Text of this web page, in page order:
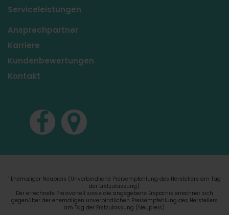
Serviceleistungen
Ansprechpartner
Karriere
Kundenbewertungen
Kontakt
1 Ehemaliger Neupreis (Unverbindliche Preisempfehlung des Herstellers am Tag
der Erstzulassung).
Der errechnete Preisvorteil sowie die angegebene Ersparnis errechnet sich
gegenüber der ehemaligen unverbindlichen Preisempfehlung des Herstellers
am Tag der Erstzulassung (Neupreis).